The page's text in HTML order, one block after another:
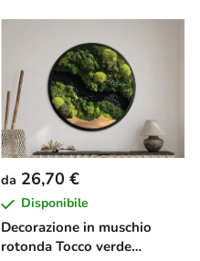
Decorazione in muschio
rotonda Tocco verde
da 26,70 €
Disponibile